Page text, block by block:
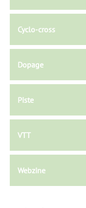
Cyclo-cross
Dopage
Piste
VTT
Webzine